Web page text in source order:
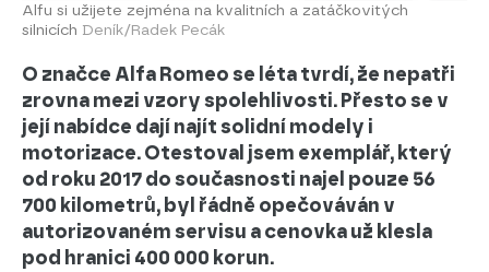
Alfu si užijete zejména na kvalitních a zatáčkovitých
silnicích Deník/Radek Pecák
O značce Alfa Romeo se léta tvrdí, že nepatři
zrovna mezi vzory spolehlivosti. Přesto se v
její nabídce dají najít solidní modely i
motorizace. Otestoval jsem exemplář, který
od roku 2017 do současnosti najel pouze 56
700 kilometrů, byl řádně opečováván v
autorizovaném servisu a cenovka už klesla
pod hranici 400 000 korun.